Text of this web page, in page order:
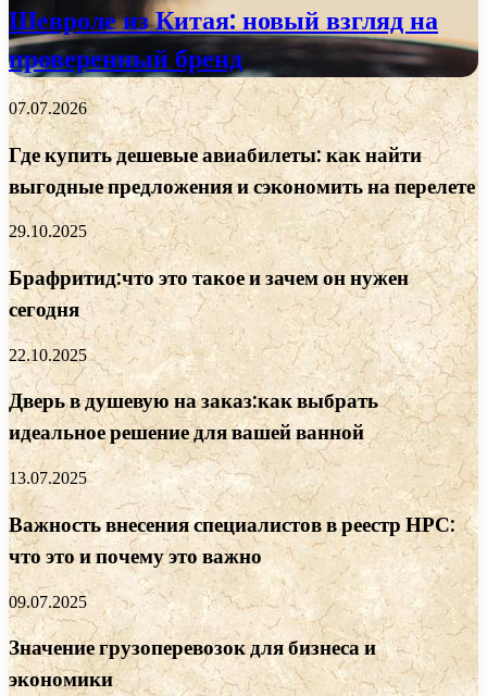
Шевроле из Китая: новый взгляд на
проверенный бренд
07.07.2026
Где купить дешевые авиабилеты: как найти
выгодные предложения и сэкономить на перелете
29.10.2025
Брафритид:что это такое и зачем он нужен
сегодня
22.10.2025
Дверь в душевую на заказ:как выбрать
идеальное решение для вашей ванной
13.07.2025
Важность внесения специалистов в реестр НРС:
что это и почему это важно
09.07.2025
Значение грузоперевозок для бизнеса и
экономики